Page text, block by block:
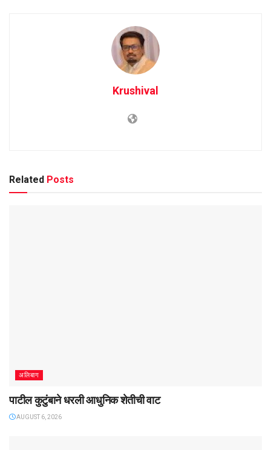
Krushival
Related Posts
अलिबाग
पाटील कुटुंबाने धरली आधुनिक शेतीची वाट
AUGUST 6, 2026